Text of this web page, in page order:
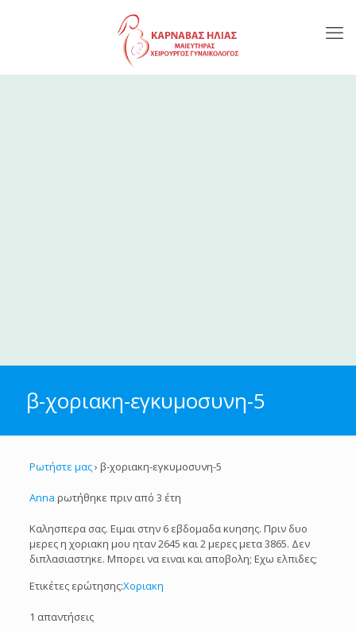
β-χοριακη-εγκυμοσυνη-5
Ρωτήστε μας› β-χοριακη-εγκυμοσυνη-5
Anna ρωτήθηκε πριν από 3 έτη
Καλησπερα σας. Ειμαι στην 6 εβδομαδα κυησης. Πριν δυο
μερες η χοριακη μου ηταν 2645 και 2 μερες μετα 3865. Δεν
διπλασιαστηκε. Μπορει να ειναι και αποβολη; Εχω ελπιδες;
Ετικέτες ερώτησης:Χοριακη
1 απαντήσεις